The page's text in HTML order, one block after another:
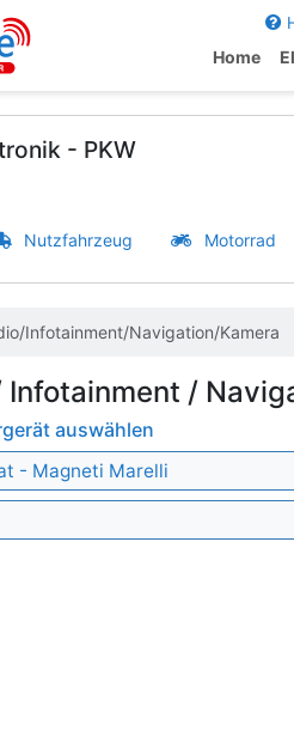
Home
- PKW
Nutzfahrzeug Motorrad
Infotainment/Navigation/Kamera
Infotainment /
auswählen
- Magneti Marelli